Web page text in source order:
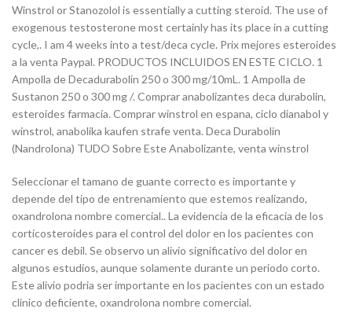
Winstrol or Stanozolol is essentially a cutting steroid. The use of
exogenous testosterone most certainly has its place in a cutting
cycle,. I am 4 weeks into a test/deca cycle. Prix mejores esteroides
a la venta Paypal. PRODUCTOS INCLUIDOS EN ESTE CICLO. 1
Ampolla de Decadurabolin 250 o 300 mg/10mL. 1 Ampolla de
Sustanon 250 o 300 mg /. Comprar anabolizantes deca durabolin,
esteroides farmacia. Comprar winstrol en espana, ciclo dianabol y
winstrol, anabolika kaufen strafe venta. Deca Durabolin
(Nandrolona) TUDO Sobre Este Anabolizante, venta winstrol
Seleccionar el tamano de guante correcto es importante y
depende del tipo de entrenamiento que estemos realizando,
oxandrolona nombre comercial.. La evidencia de la eficacia de los
corticosteroides para el control del dolor en los pacientes con
cancer es debil. Se observo un alivio significativo del dolor en
algunos estudios, aunque solamente durante un periodo corto.
Este alivio podria ser importante en los pacientes con un estado
clinico deficiente, oxandrolona nombre comercial.